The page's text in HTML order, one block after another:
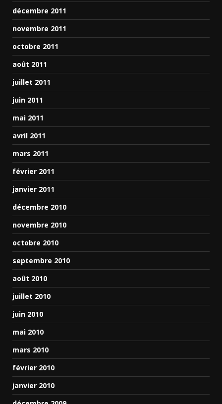
décembre 2011
novembre 2011
octobre 2011
août 2011
juillet 2011
juin 2011
mai 2011
avril 2011
mars 2011
février 2011
janvier 2011
décembre 2010
novembre 2010
octobre 2010
septembre 2010
août 2010
juillet 2010
juin 2010
mai 2010
mars 2010
février 2010
janvier 2010